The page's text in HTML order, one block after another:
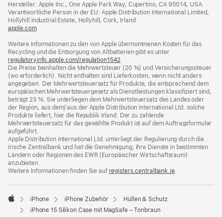
neues
Fenster)
Hersteller: Apple Inc., One Apple Park Way, Cupertino, CA 95014, USA.
Verantwortliche Person in der EU: Apple Distribution International Limited,
Hollyhill Industrial Estate, Hollyhill, Cork, Irland
apple.com(öffnet
neues
Fenster)
Weitere Informationen zu den von Apple übernommenen Kosten für das
Recycling und die Entsorgung von Altbatterien gibt es unter
regulatoryinfo.apple.com/regulation1542
ein
neues
Fenster)
Die Preise beinhalten die Mehrwertsteuer (20 %) und Versicherungssteuer
(wo erforderlich). Nicht enthalten sind Lieferkosten, wenn nicht anders
angegeben. Der Mehrwertsteuersatz für Produkte, die entsprechend dem
europäischen Mehrwertsteuergesetz als Dienstleistungen klassifiziert sind,
beträgt 23 %. Sie unterliegen dem Mehrwertsteuersatz des Landes oder
der Region, aus dem/ aus der Apple Distribution International Ltd. solche
Produkte liefert, hier die Republik Irland. Der zu zahlende
Mehrwertsteuersatz für das gewählte Produkt ist auf dem Auftragsformular
aufgeführt.
Apple Distribution International Ltd. unterliegt der Regulierung durch die
irische Zentralbank und hat die Genehmigung, ihre Dienste in bestimmten
Ländern oder Regionen des EWR (Europäischer Wirtschaftsraum)
anzubieten.
Weitere Informationen finden Sie auf registers.centralbank.ie(Öffnet
neues
.
Apple
iPhone iPhone Zubehör
Hüllen & Schutz
iPhone 15 Silikon Case mit MagSafe – Tonbraun